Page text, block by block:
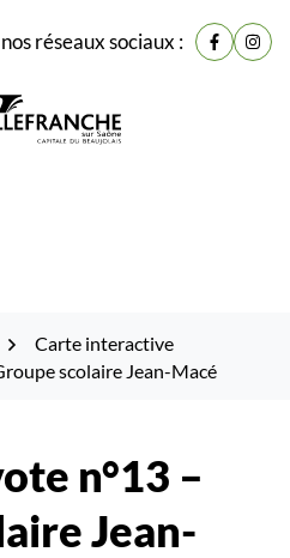
réseaux sociaux : Lien vers
Lien
Carte interactive
scolaire Jean-Macé
n°13 –
Jean-